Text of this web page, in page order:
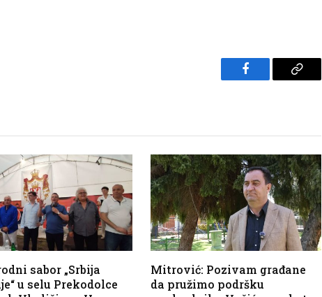
Facebook Copy
sabor „Srbija
u selu Prekodolce
Mitrović: Pozivam građane
da pružimo podršku